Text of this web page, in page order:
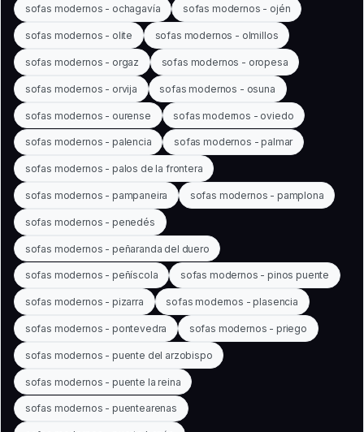
sofas modernos - ochagavía sofas modernos - ojén
sofas modernos - olite sofas modernos - olmillos
sofas modernos - orgaz sofas modernos - oropesa
sofas modernos - orvija sofas modernos - osuna
sofas modernos - ourense sofas modernos - oviedo
sofas modernos - palencia sofas modernos - palmar
sofas modernos - palos de la frontera
sofas modernos - pampaneira sofas modernos - pamplona
sofas modernos - penedés
sofas modernos - peñaranda del duero
sofas modernos - peñíscola sofas modernos - pinos puente
sofas modernos - pizarra sofas modernos - plasencia
sofas modernos - pontevedra sofas modernos - priego
sofas modernos - puente del arzobispo
sofas modernos - puente la reina
sofas modernos - puentearenas